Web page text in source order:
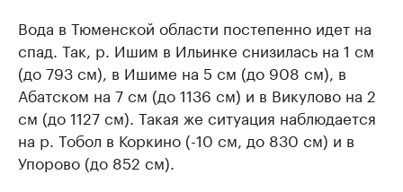
Вода в Тюменской области постепенно идет на
спад. Так, р. Ишим в Ильинке снизилась на 1 см
(до 793 см), в Ишиме на 5 см (до 908 см), в
Абатском на 7 см (до 1136 см) и в Викулово на 2
см (до 1127 см). Такая же ситуация наблюдается
на р. Тобол в Коркино (-10 см, до 830 см) и в
Упорово (до 852 см).